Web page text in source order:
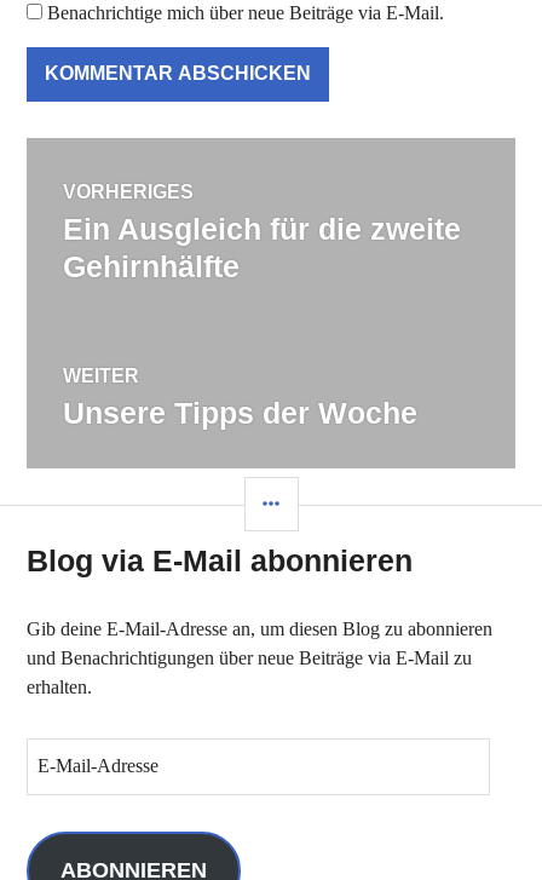
Benachrichtige mich über neue Beiträge via E-Mail.
Beitragsnavigation
VORHERIGES
Vorheriger
Beitrag:
Ein Ausgleich für die zweite
Gehirnhälfte
WEITER
Nächster
Unsere Tipps der Woche
Blog via E-Mail abonnieren
Gib deine E-Mail-Adresse an, um diesen Blog zu abonnieren
und Benachrichtigungen über neue Beiträge via E-Mail zu
erhalten.
i
ABONNIEREN